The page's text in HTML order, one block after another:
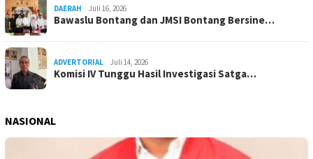
DAERAH Juli 16, 2026
Bawaslu Bontang dan JMSI Bontang Bersine…
ADVERTORIAL Juli 14, 2026
Komisi IV Tunggu Hasil Investigasi Satga…
NASIONAL